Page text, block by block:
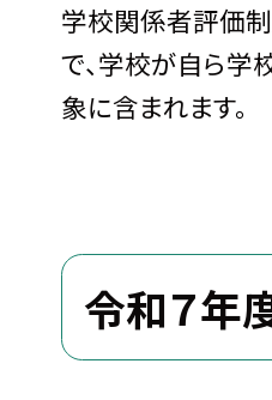
学校関係者評価制
で、学校が自ら
象に含まれます。
令和７